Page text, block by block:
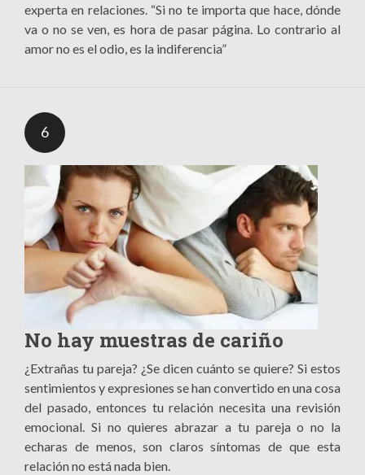
experta en relaciones. “Si no te importa que hace, dónde
va o no se ven, es hora de pasar página. Lo contrario al
amor no es el odio, es la indiferencia”
6
No hay muestras de cariño
¿Extrañas tu pareja? ¿Se dicen cuánto se quiere? Si estos
sentimientos y expresiones se han convertido en una cosa
del pasado, entonces tu relación necesita una revisión
emocional. Si no quieres abrazar a tu pareja o no la
echaras de menos, son claros síntomas de que esta
relación no está nada bien.